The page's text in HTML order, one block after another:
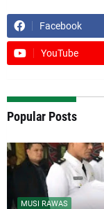
Facebook
YouTube
Popular Posts
MUSI RAWAS